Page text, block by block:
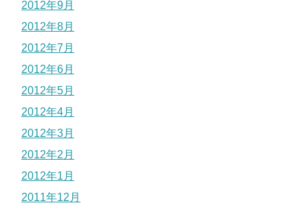
2012年9月
2012年8月
2012年7月
2012年6月
2012年5月
2012年4月
2012年3月
2012年2月
2012年1月
2011年12月